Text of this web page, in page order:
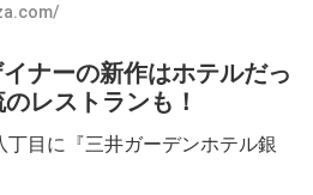
ナーの新作はホテルだっ
レストランも！
目に『三井ガーデンホテル銀